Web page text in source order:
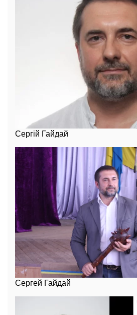
Сергій Гайдай
Сергей Гайдай